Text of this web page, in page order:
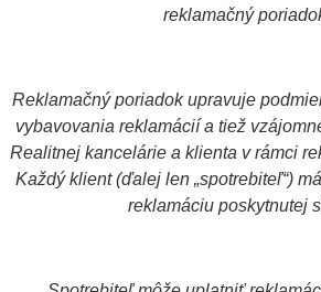
reklamačný
Reklamačný poriadok upravuje
vybavovania reklamácií a tiež
Realitnej kancelárie a klienta v rámci
Každý klient (ďalej len „spotrebiteľ“)
reklamáciu poskytnutej